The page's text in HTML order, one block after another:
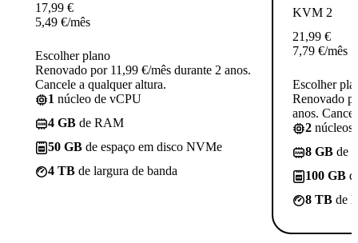
17,99 €
5,49 €/mês
Escolher plano
Renovado por 11,99 €/mês durante 2 anos.
Cancele a qualquer altura.
1 núcleo de vCPU
4 GB de RAM
50 GB de espaço em disco NVMe
4 TB de largura de banda
KVM 2
21,99 €
7,79 €/mês
Escolher
Renovado
anos.
2 núcleos
8 GB de
100 GB
8 TB de